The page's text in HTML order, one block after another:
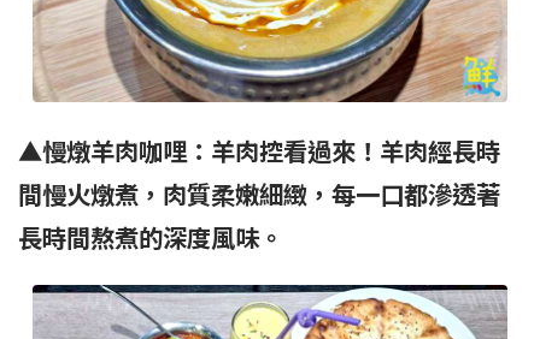
▲慢燉羊肉咖哩：羊肉控看過來！羊肉經長時
間慢火燉煮，肉質柔嫩細緻，每一口都滲透著
長時間熬煮的深度風味。